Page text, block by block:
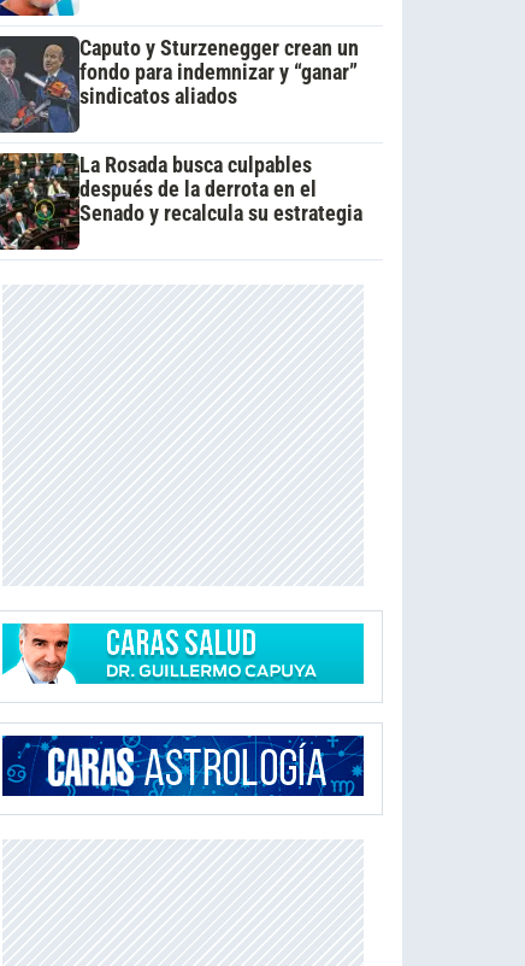
Caputo y Sturzenegger crean un
fondo para indemnizar y “ganar”
sindicatos aliados
La Rosada busca culpables
después de la derrota en el
Senado y recalcula su estrategia